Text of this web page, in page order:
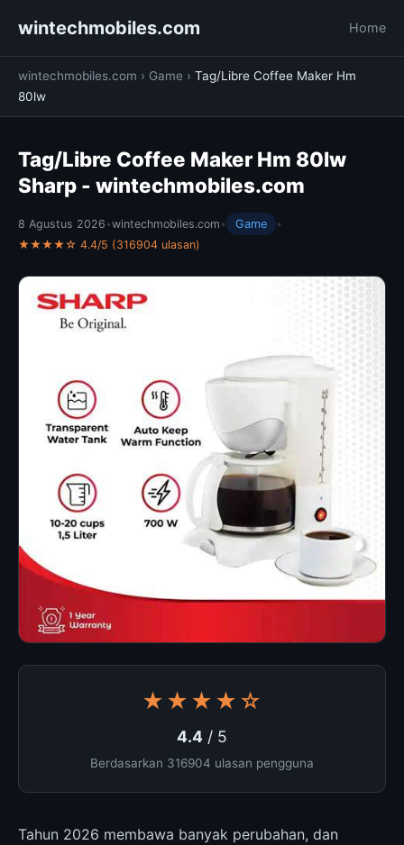
wintechmobiles.com Home
wintechmobiles.com › Game › Tag/Libre Coffee Maker Hm
80lw
Tag/Libre Coffee Maker Hm 80lw
Sharp - wintechmobiles.com
8 Agustus 2026 •wintechmobiles.com • Game
•
★★★★☆ 4.4/5 (316904 ulasan)
★★★★☆
4.4 / 5
Berdasarkan 316904 ulasan pengguna
Tahun 2026 membawa banyak perubahan, dan